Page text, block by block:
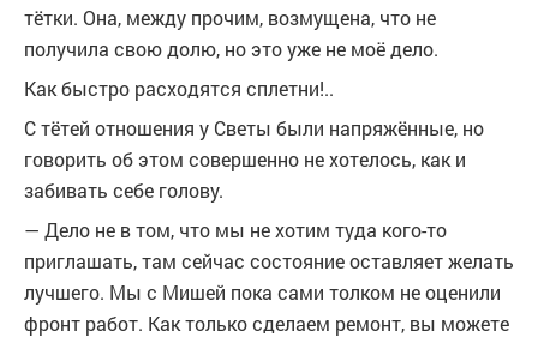
тётки. Она, между прочим, возмущена, что не
получила свою долю, но это уже не моё дело.
Как быстро расходятся сплетни!..
С тётей отношения у Светы были напряжённые, но
говорить об этом совершенно не хотелось, как и
забивать себе голову.
— Дело не в том, что мы не хотим туда кого-то
приглашать, там сейчас состояние оставляет желать
лучшего. Мы с Мишей пока сами толком не оценили
фронт работ. Как только сделаем ремонт, вы можете